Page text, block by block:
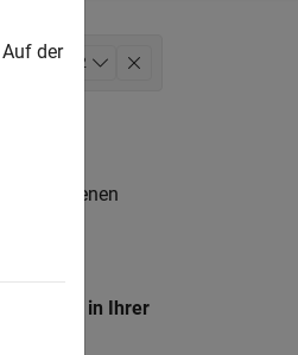
2
keine offenen
in Ihrer
der